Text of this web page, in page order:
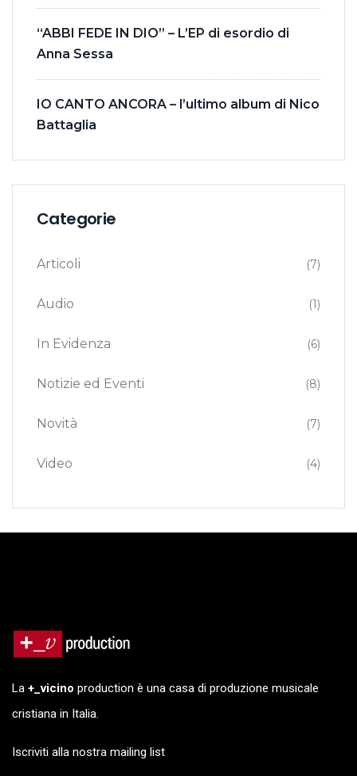
“ABBI FEDE IN DIO” – L’EP di esordio di
Anna Sessa
IO CANTO ANCORA – l’ultimo album di Nico
Battaglia
Categorie
Articoli (7)
Audio (1)
In Evidenza (6)
Notizie ed Eventi (8)
Novità (7)
Video (4)
La +_vicino production è una casa di produzione musicale
cristiana in Italia.
Iscriviti alla nostra mailing list